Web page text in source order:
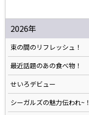
2026年
束の間のリフレッシュ！
最近話題のあの食べ物！
せいろデビュー
シーガルズの魅力伝われ~！